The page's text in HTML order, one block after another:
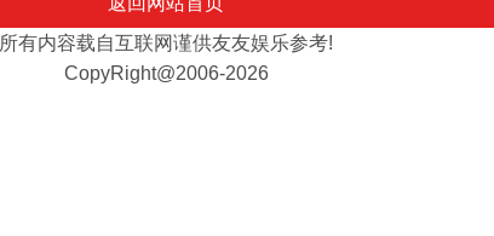
所有内容载自互联网谨供友友娱乐参考!
CopyRight@2006-2026